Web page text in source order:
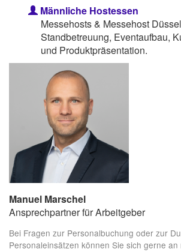
Männliche Hostessen
Messehosts & Messehost
Standbetreuung, Eventaufbau,
und Produktpräsentation.
Manuel Marschel
Ansprechpartner für Arbeitgeber
Bei Fragen zur Personalbuchung oder zur
Personaleinsätzen können Sie sich gerne an